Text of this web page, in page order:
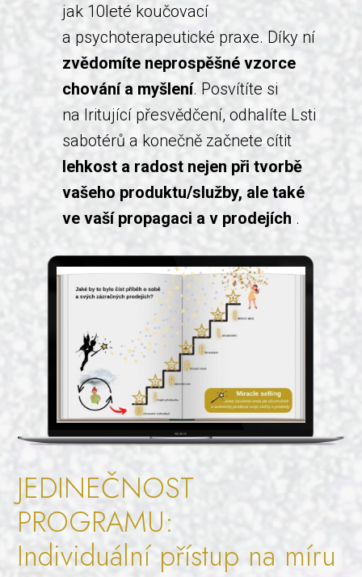
jak 10leté koučovací
a psychoterapeutické praxe. Díky ní
zvědomíte neprospěšné vzorce
chování a myšlení. Posvítíte si
na Iritující přesvědčení, odhalíte Lsti
sabotérů a konečně začnete cítit
lehkost a radost nejen při tvorbě
vašeho produktu/služby, ale také
ve vaší propagaci a v prodejích .
JEDINEČNOST
PROGRAMU:
Individuální přístup na míru